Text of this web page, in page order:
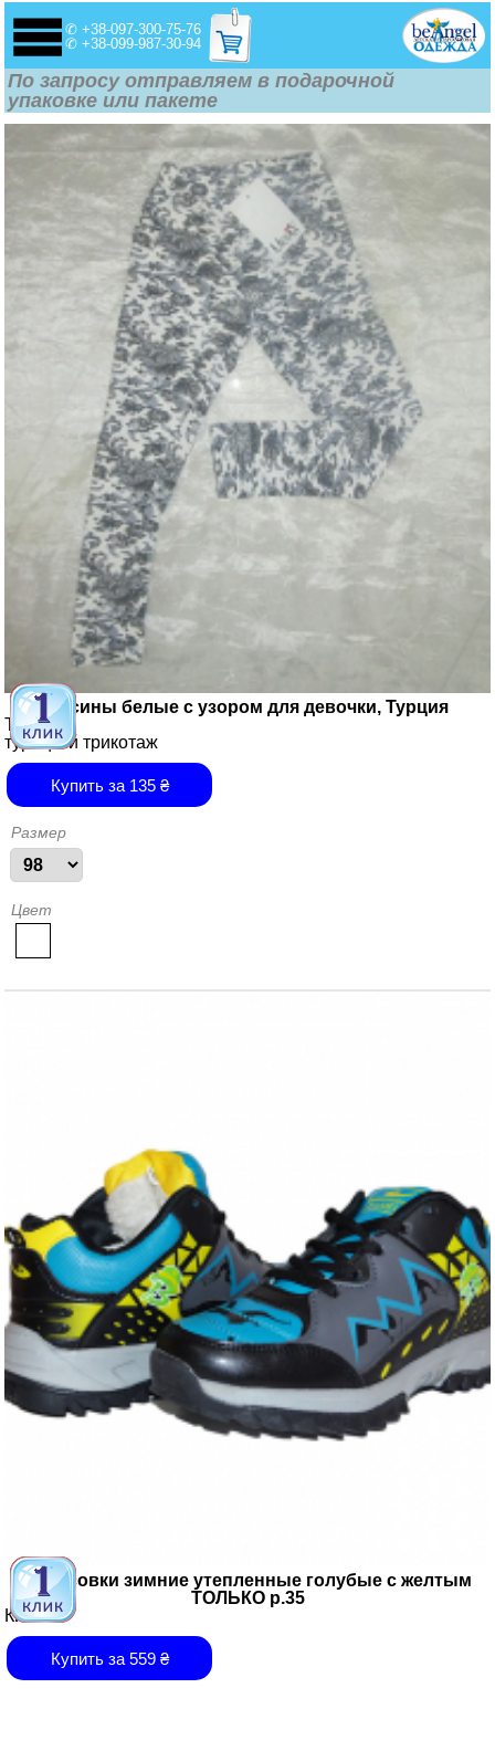
✆ +38-097-300-75-76
✆ +38-099-987-30-94
По запросу отправляем в подарочной
упаковке или пакете
Лосины белые с узором для девочки, Турция
Турция
турецкий трикотаж
Купить за 135₴
Размер
Цвет
Кроссовки зимние утепленные голубые с желтым
ТОЛЬКО р.35
Китай
Купить за 559₴